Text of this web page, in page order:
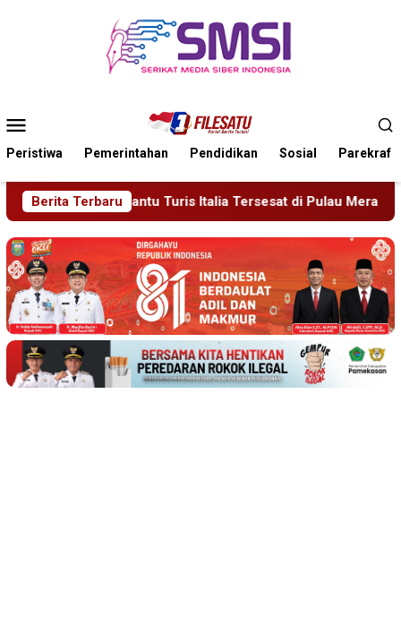
Mobile
Peristiwa Pemerintahan Pendidikan Sosial Parekraf
Berita Terbaru
Tersesat di Pulau Merah Banyuwangi Polsek